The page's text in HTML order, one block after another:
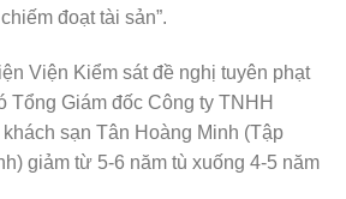
đoạt tài sản”.
Viện Kiểm sát đề nghị tuyên phạt
Tổng Giám đốc Công ty TNHH
sạn Tân Hoàng Minh (Tập
giảm từ 5-6 năm tù xuống 4-5 năm